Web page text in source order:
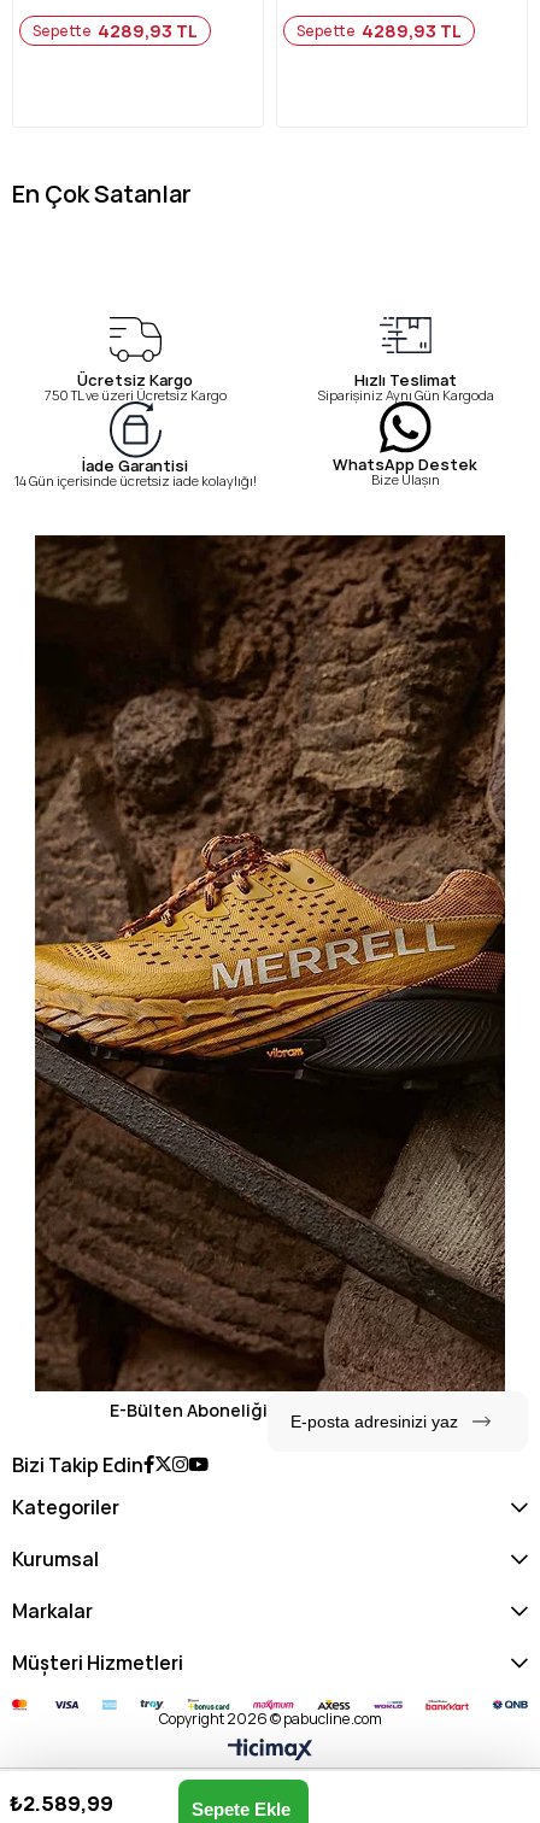
Sepette 4289,93 TL Sepette 4289,93 TL
En Çok Satanlar
Ücretsiz Kargo
750 TL ve üzeri Ücretsiz Kargo
Hızlı Teslimat
Siparişiniz Aynı Gün Kargoda
İade Garantisi
14 Gün içerisinde ücretsiz iade kolaylığı!
WhatsApp Destek
Bize Ulaşın
E-Bülten Aboneliği
Bizi Takip Edin
Kategoriler
Kurumsal
Markalar
Müşteri Hizmetleri
Copyright 2026 © pabucline.com
King Paolo Kadın Günlük Spor Ayakkabı F5121 Z-BEJ
₺2.589,99
Anasayfa Favorilerim